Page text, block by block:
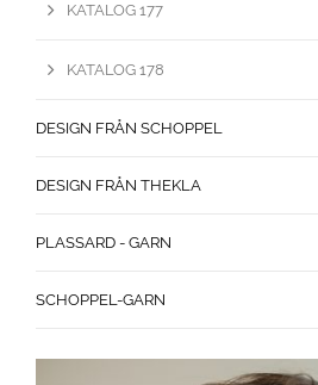
KATALOG 177
KATALOG 178
DESIGN FRÅN SCHOPPEL
DESIGN FRÅN THEKLA
PLASSARD - GARN
SCHOPPEL-GARN